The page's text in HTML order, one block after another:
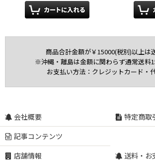
商品合計金額が￥15000(税別)以上は
※沖縄・離島は金額に関わらず通常送料
お支払い方法：クレジットカード・
会社概要
特定商取
記事コンテンツ
店舗情報
送料・お